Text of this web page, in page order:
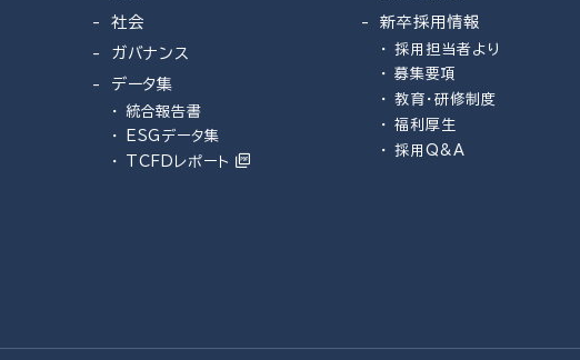
社会
ガバナンス
データ集
統合報告書
ESGデータ集
TCFDレポート
新卒採用情報
採用担当者より
募集要項
教育・研修制度
福利厚生
採用Q&A